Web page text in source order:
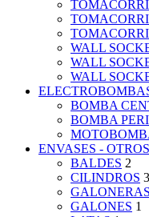
WALL
WALL
WALL
BOMBA
BOMBA
ENVASES -
BALDES 2
CILINDROS 3
GALONERAS
GALONES 1